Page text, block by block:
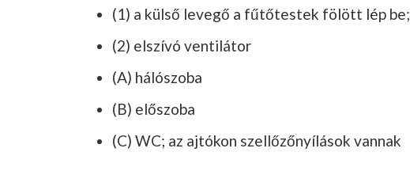
(1) a külső levegő a fűtőtestek fölött lép be;
(2) elszívó ventilátor
(A) hálószoba
(B) előszoba
(C) WC; az ajtókon szellőzőnyílások vannak